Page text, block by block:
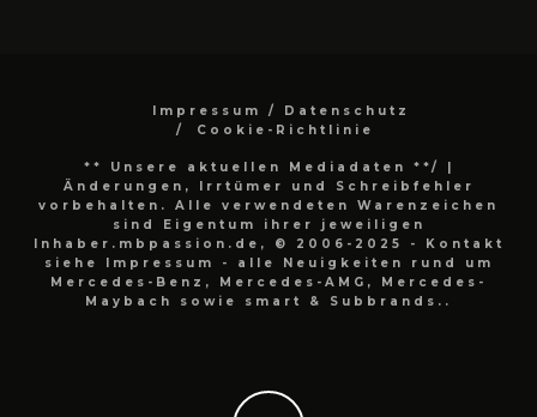
Impressum / Datenschutz
Cookie-Richtlinie
** Unsere aktuellen Mediadaten **/
|
Änderungen, Irrtümer und Schreibfehler
vorbehalten. Alle verwendeten Warenzeichen
sind Eigentum ihrer jeweiligen
Inhaber.mbpassion.de, © 2006-2025 - Kontakt
siehe Impressum - alle Neuigkeiten rund um
Mercedes-Benz, Mercedes-AMG, Mercedes-
Maybach sowie smart & Subbrands..